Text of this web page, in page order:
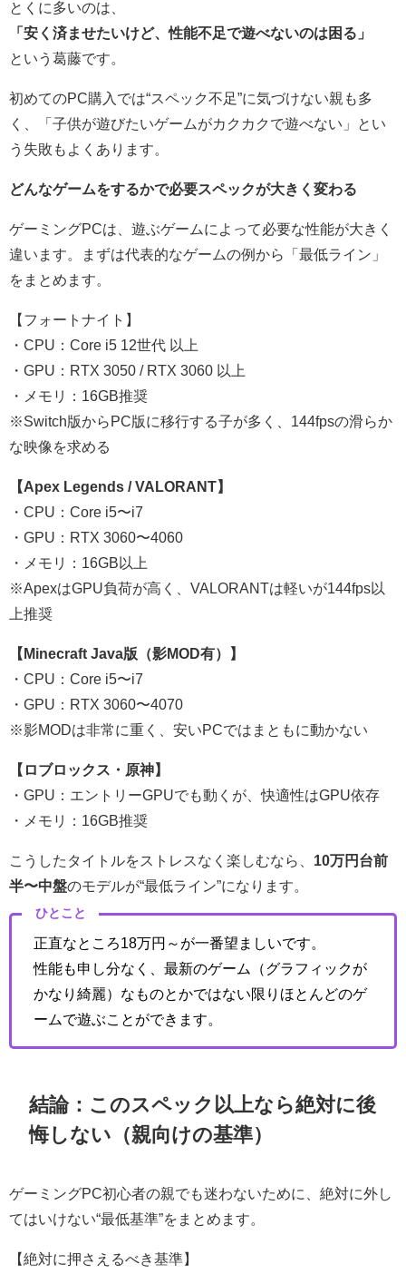
とくに多いのは、
「安く済ませたいけど、性能不足で遊べないのは困る」
という葛藤です。
初めてのPC購入では“スペック不足”に気づけない親も多
く、「子供が遊びたいゲームがカクカクで遊べない」とい
う失敗もよくあります。
どんなゲームをするかで必要スペックが大きく変わる
ゲーミングPCは、遊ぶゲームによって必要な性能が大きく
違います。まずは代表的なゲームの例から「最低ライン」
をまとめます。
【フォートナイト】
・CPU：Core i5 12世代 以上
・GPU：RTX 3050 / RTX 3060 以上
・メモリ：16GB推奨
※Switch版からPC版に移行する子が多く、144fpsの滑らか
な映像を求める
【Apex Legends / VALORANT】
・CPU：Core i5〜i7
・GPU：RTX 3060〜4060
・メモリ：16GB以上
※ApexはGPU負荷が高く、VALORANTは軽いが144fps以
上推奨
【Minecraft Java版（影MOD有）】
・CPU：Core i5〜i7
・GPU：RTX 3060〜4070
※影MODは非常に重く、安いPCではまともに動かない
【ロブロックス・原神】
・GPU：エントリーGPUでも動くが、快適性はGPU依存
・メモリ：16GB推奨
こうしたタイトルをストレスなく楽しむなら、 10万円台前
半〜中盤のモデルが“最低ライン”になります。
ひとこと
正直なところ18万円～が一番望ましいです。
性能も申し分なく、最新のゲーム（グラフィックが
かなり綺麗）なものとかではない限りほとんどのゲ
ームで遊ぶことができます。
結論：このスペック以上なら絶対に後
悔しない（親向けの基準）
ゲーミングPC初心者の親でも迷わないために、絶対に外し
てはいけない“最低基準”をまとめます。
【絶対に押さえるべき基準】